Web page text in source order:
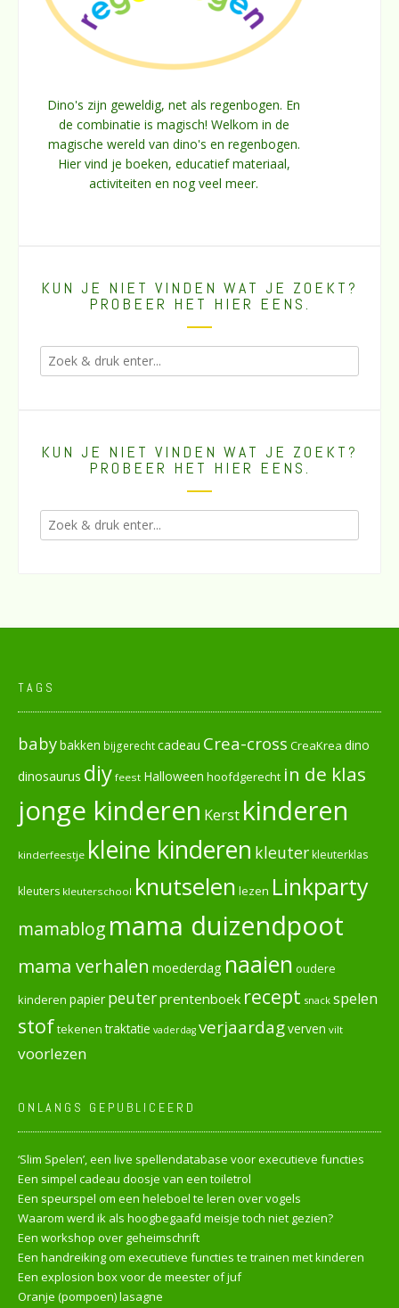
Dino's zijn geweldig, net als regenbogen. En
de combinatie is magisch! Welkom in de
magische wereld van dino's en regenbogen.
Hier vind je boeken, educatief materiaal,
activiteiten en nog veel meer.
KUN JE NIET VINDEN WAT JE ZOEKT?
PROBEER HET HIER EENS.
KUN JE NIET VINDEN WAT JE ZOEKT?
PROBEER HET HIER EENS.
TAGS
babybakken bijgerechtcadeau Crea-cross CreaKrea dino
dinosaurus diy feest Halloween hoofdgerecht in de klas
jonge kinderen Kerst kinderen
kinderfeestje kleine kinderen kleuterkleuterklas
kleuters kleuterschool knutselen lezen Linkparty
mamablog mama duizendpoot
mama verhalen moederdag naaien oudere
kinderen papier peuterprentenboek recept snack spelen
stoftekenen traktatie vaderdag verjaardagverven vilt
voorlezen
ONLANGS GEPUBLICEERD
‘Slim Spelen’, een live spellendatabase voor executieve functies
Een simpel cadeau doosje van een toiletrol
Een speurspel om een heleboel te leren over vogels
Waarom werd ik als hoogbegaafd meisje toch niet gezien?
Een workshop over geheimschrift
Een handreiking om executieve functies te trainen met kinderen
Een explosion box voor de meester of juf
Oranje (pompoen) lasagne